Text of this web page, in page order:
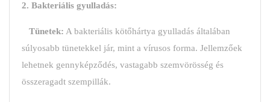
2. Bakteriális gyulladás:
Tünetek: A bakteriális kötőhártya gyulladás általában
súlyosabb tünetekkel jár, mint a vírusos forma. Jellemzőek
lehetnek gennyképződés, vastagabb szemvörösség és
összeragadt szempillák.